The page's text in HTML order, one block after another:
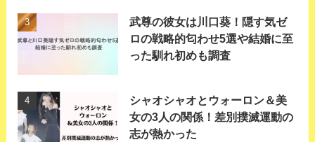
武尊の彼女は川口葵！隠す気ゼ
ロの戦略的匂わせ5選や結婚に至
った馴れ初めも調査
シャオシャオとウォーロン＆美
女の3人の関係！差別撲滅運動の
志が熱かった